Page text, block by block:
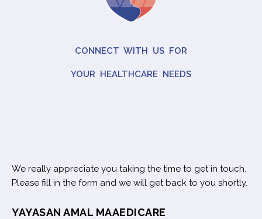
CONNECT WITH US FOR
YOUR HEALTHCARE NEEDS
We really appreciate you taking the time to get in touch.
Please fill in the form and we will get back to you shortly.
YAYASAN AMAL MAAEDICARE